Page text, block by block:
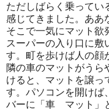
ただしばらく乗ってい
感じてきました。ああ
そこで一気にマット欲
スーパーの入り口に敷
す。町を歩けば人の顔
隣の車のマットがうら
けると、マットを譲っ
す。パソコンを開けば
バーに「車 マット」